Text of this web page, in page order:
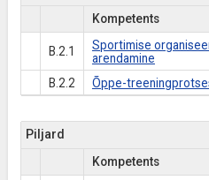
Kompetents
B.2.1
Sportimise
arendamine
B.2.2 Õppe-
Piljard
Kompetents